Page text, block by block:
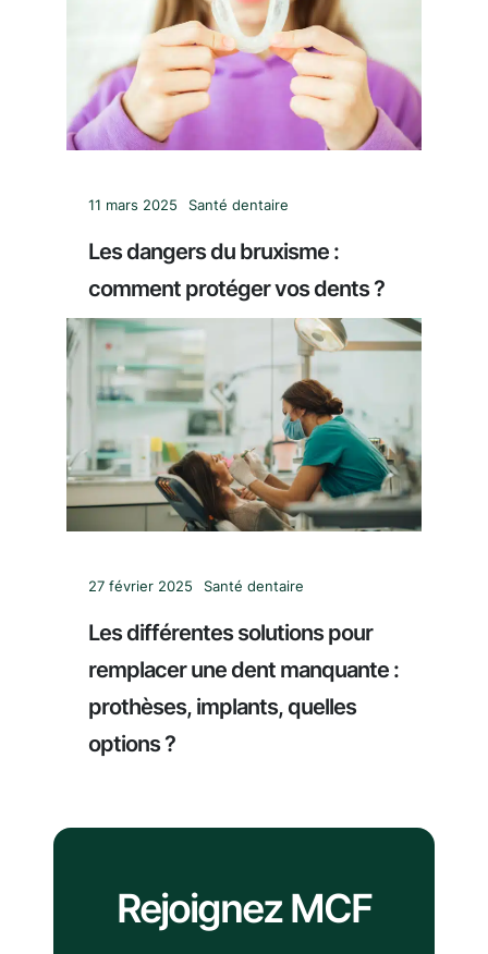
11 mars 2025 Santé dentaire
Les dangers du bruxisme :
comment protéger vos dents ?
27 février 2025 Santé dentaire
Les différentes solutions pour
remplacer une dent manquante :
prothèses, implants, quelles
options ?
Rejoignez MCF